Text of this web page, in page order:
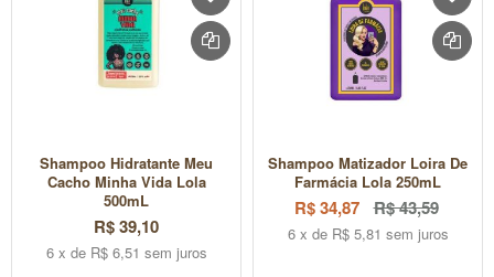
Shampoo Hidratante Meu
Cacho Minha Vida Lola
500mL
R$ 39,10
6 x de R$ 6,51 sem juros
Shampoo Matizador Loira De
Farmácia Lola 250mL
R$ 34,87 R$ 43,59
6 x de R$ 5,81 sem juros